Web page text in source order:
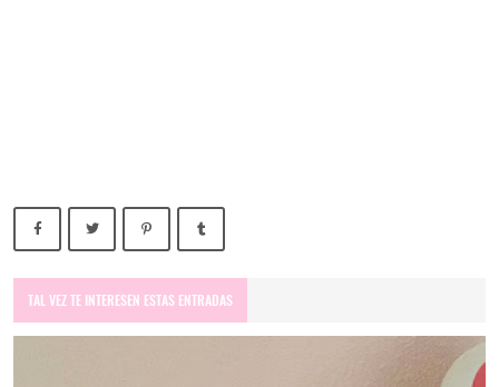
TAL VEZ TE INTERESEN ESTAS ENTRADAS